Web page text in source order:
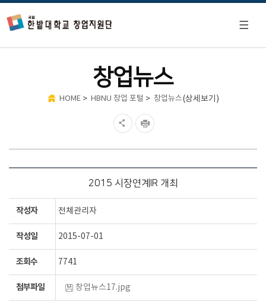
창업뉴스
HOME> HBNU 창업 포털 > 창업뉴스(상세보기)
2015 시장연계IR 개최
작성자 전체관리자
작성일 2015-07-01
조회수 7741
첨부파일 창업뉴스17.jpg